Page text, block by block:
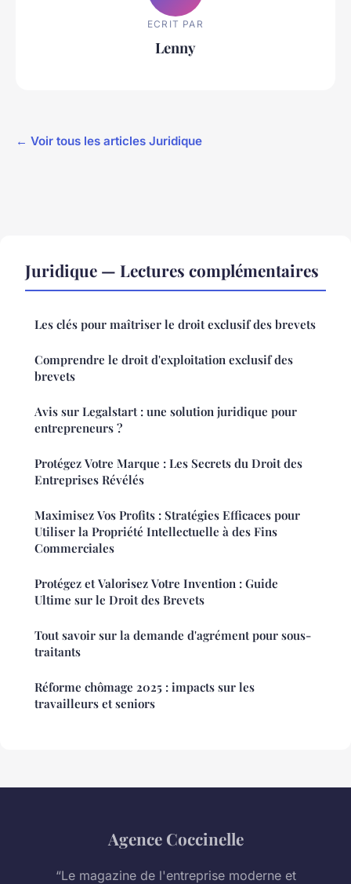
ECRIT PAR
Lenny
← Voir tous les articles Juridique
Juridique — Lectures complémentaires
Les clés pour maîtriser le droit exclusif des brevets
Comprendre le droit d'exploitation exclusif des
brevets
Avis sur Legalstart : une solution juridique pour
entrepreneurs ?
Protégez Votre Marque : Les Secrets du Droit des
Entreprises Révélés
Maximisez Vos Profits : Stratégies Efficaces pour
Utiliser la Propriété Intellectuelle à des Fins
Commerciales
Protégez et Valorisez Votre Invention : Guide
Ultime sur le Droit des Brevets
Tout savoir sur la demande d'agrément pour sous-
traitants
Réforme chômage 2025 : impacts sur les
travailleurs et seniors
Agence Coccinelle
“Le magazine de l'entreprise moderne et